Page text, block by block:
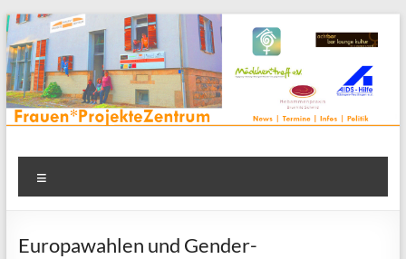
Zum
Inhalt
springen
Frauenprojektehaus wird
FrauenProjekteZentrum
Frauen* | Mädchen* | Projekte | Beratung | Veranstaltungen |
in einem Zentrum | Räume für alle | Projektarbeit | Begegnung
Europawahlen und Gender-